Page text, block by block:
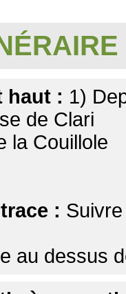
haut : 1)
de Clari
la Couillole
:
au dessus